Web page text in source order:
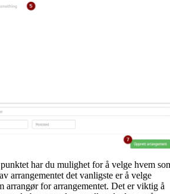
har du mulighet for å velge hvem
arrangementet det vanligste er å velge
arrangør for arrangementet. Det er viktig å